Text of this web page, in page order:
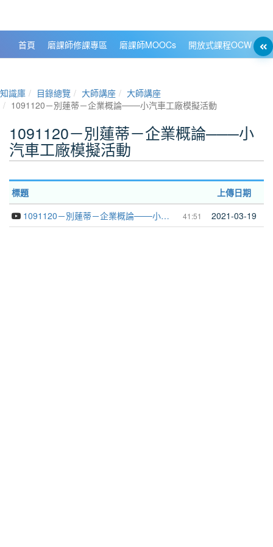
首頁 磨課師修課專區 磨課師MOOCs 開放式課程OCW
知識庫 目錄總覽 大師講座
大師講座
1091120－別蓮蒂－企業概論───小汽車工廠模擬活動
1091120－別蓮蒂－企業概論───小
汽車工廠模擬活動
標題 上傳日期
41:51
1091120－別蓮蒂－企業概論───小汽車工廠模擬活動 2021-03-19